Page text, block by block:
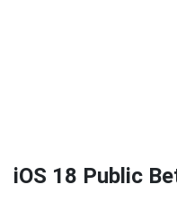
iOS 18 Public